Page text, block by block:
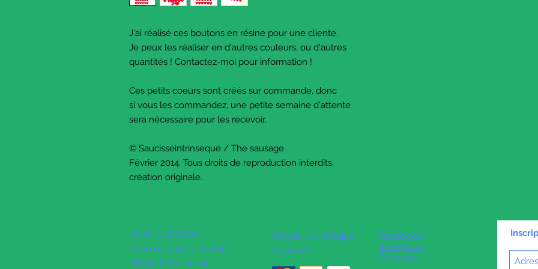
J'ai réalisé ces boutons en résine pour une cliente.
Je peux les réaliser en d'autres couleurs, ou d'autres
quantités ! Contactez-moi pour information !
Ces petits coeurs sont créés sur commande, donc
si vous les commandez, une petite semaine d'attente
sera nécessaire pour les recevoir.
© Saucisseintrinseque / The sausage
Février 2014. Tous droits de reproduction interdits,
création originale.
SOPHIELDESIGN
2 rue du général leclerc
88500 Mattaincourt
Paypal , CB, chèque
Acceptés
Facebook
Instagram
Pinterest